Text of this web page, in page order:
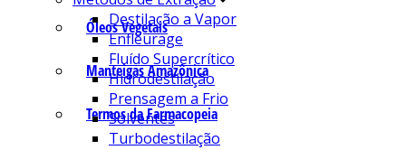
Óleos Vegetais
Manteigas Amazônica
Termos da Farmacopeia
Destilação a Vapor
Enfleurage
Fluído Supercrítico
Hidrodestilação
Prensagem a Frio
Solventes
Turbodestilação